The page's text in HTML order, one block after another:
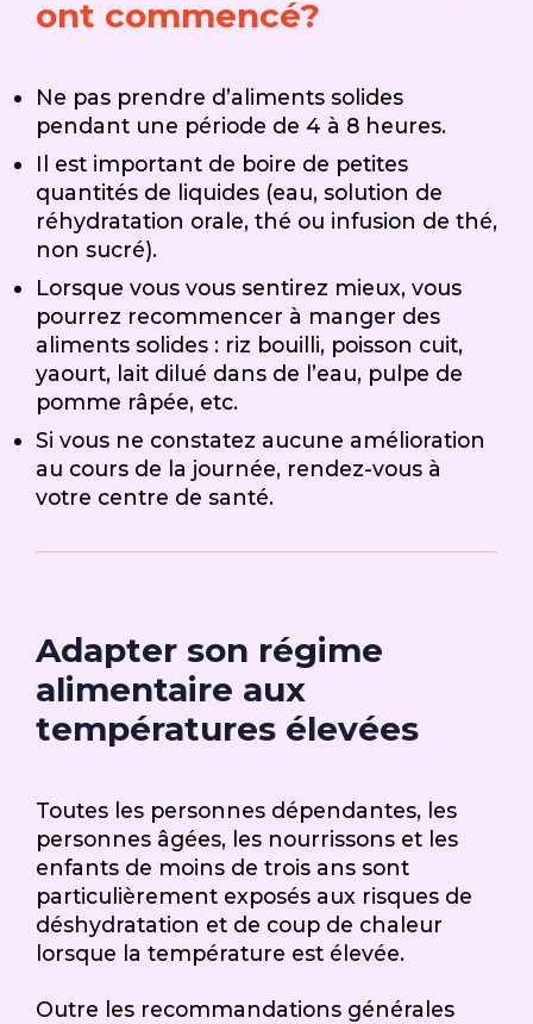
ont commencé?
Ne pas prendre d’aliments solides
pendant une période de 4 à 8 heures.
Il est important de boire de petites
quantités de liquides (eau, solution de
réhydratation orale, thé ou infusion de thé,
non sucré).
Lorsque vous vous sentirez mieux, vous
pourrez recommencer à manger des
aliments solides : riz bouilli, poisson cuit,
yaourt, lait dilué dans de l’eau, pulpe de
pomme râpée, etc.
Si vous ne constatez aucune amélioration
au cours de la journée, rendez-vous à
votre centre de santé.
Adapter son régime
alimentaire aux
températures élevées
Toutes les personnes dépendantes, les
personnes âgées, les nourrissons et les
enfants de moins de trois ans sont
particulièrement exposés aux risques de
déshydratation et de coup de chaleur
lorsque la température est élevée.
Outre les recommandations générales